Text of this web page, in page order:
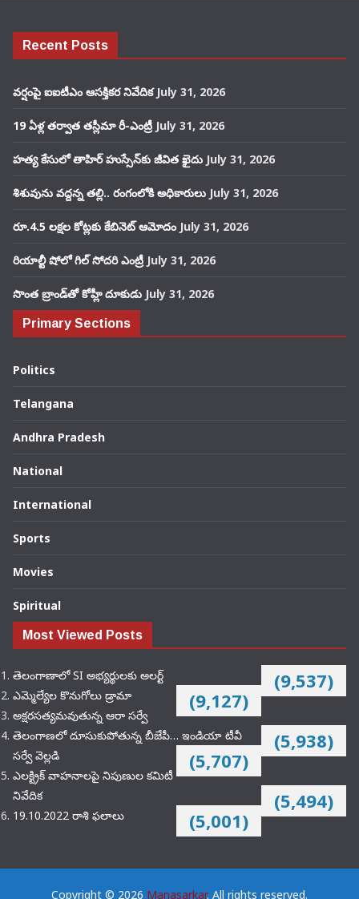
Recent Posts
వర్షంపై ఐఐటీఎం ఆసక్తికర నివేదిక July 31, 2026
19 ఏళ్ల తర్వాత తస్లీమా రీ-ఎంట్రీ July 31, 2026
హత్య కేసులో తాహిర్ హుస్సేన్‌కు జీవిత ఖైదు July 31, 2026
శిశువును వద్దన్న తల్లి.. రంగంలోకి అధికారులు July 31, 2026
రూ.4.5 లక్షల కోట్లకు కేబినెట్ ఆమోదం July 31, 2026
రియాల్టీ షోలో గిల్ సోదరి ఎంట్రీ July 31, 2026
సొంత బ్రాండ్‌తో కోహ్లీ దూకుడు July 31, 2026
Primary Sections
Politics
Telangana
Andhra Pradesh
National
International
Sports
Movies
Spiritual
Most Viewed Posts
తెలంగాణాలో SI అభ్యర్థులకు అలర్ట్ (9,537)
ఎమ్మెల్యేల కొనుగోలు డ్రామా (9,127)
అక్షరసత్యమవుతున్న ఆరా సర్వే
(5,938)
తెలంగాణలో దూసుకుపోతున్న బీజేపీ… ఇండియా టీవీ
సర్వే వెల్లడి
(5,707)
ఎలక్ట్రిక్‌ వాహనాలపై నిపుణుల కమిటీ
నివేదిక
(5,494)
19.10.2022 రాశి ఫలాలు (5,001)
Copyright © 2026 Manasarkar. All rights reserved.